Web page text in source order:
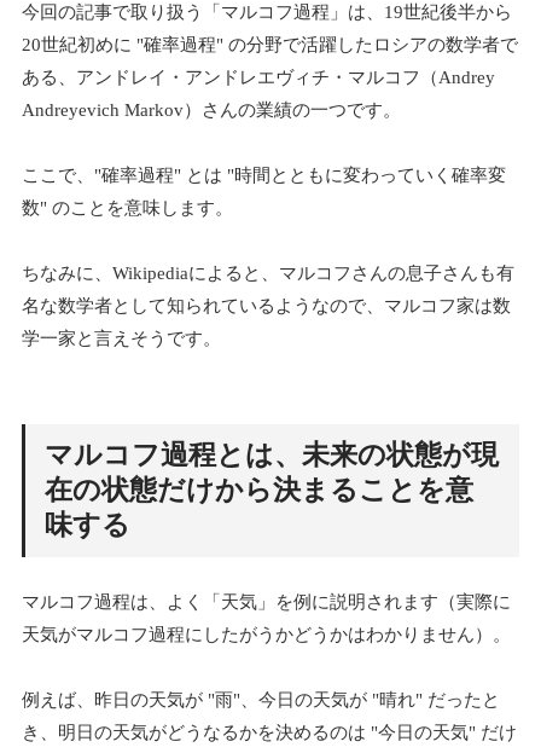
今回の記事で取り扱う「マルコフ過程」は、19世紀後半から
20世紀初めに "確率過程" の分野で活躍したロシアの数学者で
ある、アンドレイ・アンドレエヴィチ・マルコフ（Andrey
Andreyevich Markov）さんの業績の一つです。
ここで、"確率過程" とは "時間とともに変わっていく確率変
数" のことを意味します。
ちなみに、Wikipediaによると、マルコフさんの息子さんも有
名な数学者として知られているようなので、マルコフ家は数
学一家と言えそうです。
マルコフ過程とは、未来の状態が現
在の状態だけから決まることを意
味する
マルコフ過程は、よく「天気」を例に説明されます（実際に
天気がマルコフ過程にしたがうかどうかはわかりません）。
例えば、昨日の天気が "雨"、今日の天気が "晴れ" だったと
き、明日の天気がどうなるかを決めるのは "今日の天気" だけ